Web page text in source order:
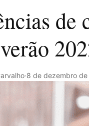
de
·8 de dezembro de